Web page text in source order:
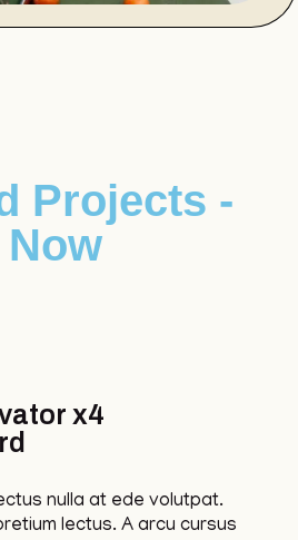
Projects -
x4
nulla at ede volutpat.
lectus. A arcu cursus